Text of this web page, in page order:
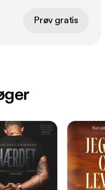
Prøv gratis